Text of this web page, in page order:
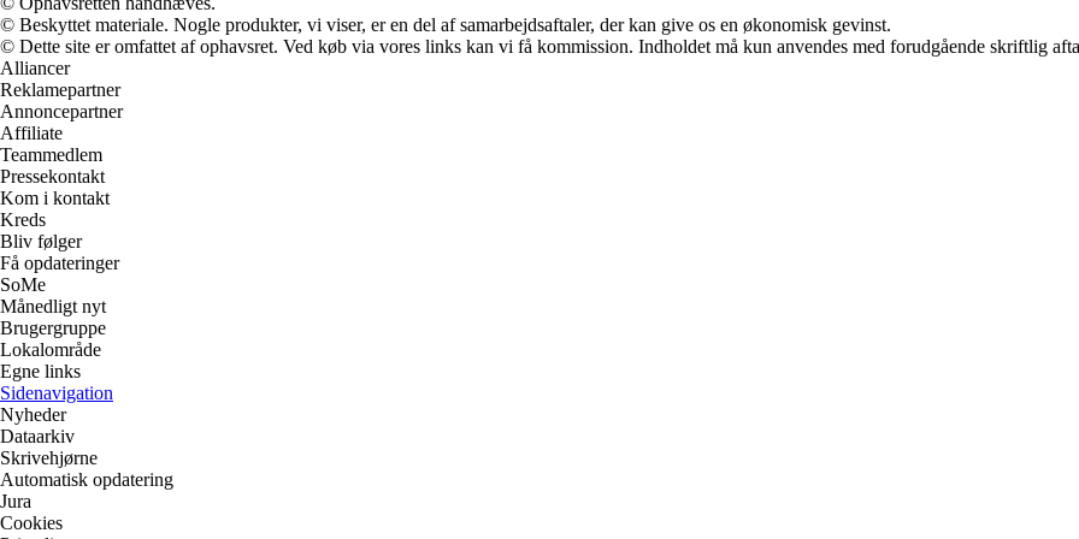
© Beskyttet materiale. Nogle produkter, vi viser, er en del af samarbejdsaftaler, der kan give os en økonomisk gevinst.
© Dette site er omfattet af ophavsret. Ved køb via vores links kan vi få kommission. Indholdet må kun anvendes med forudgående skriftlig
Alliancer
Reklamepartner
Annoncepartner
Affiliate
Teammedlem
Pressekontakt
Kom i kontakt
Kreds
Bliv følger
Få opdateringer
SoMe
Månedligt nyt
Brugergruppe
Lokalområde
Egne links
Sidenavigation
Nyheder
Dataarkiv
Skrivehjørne
Automatisk opdatering
Jura
Cookies